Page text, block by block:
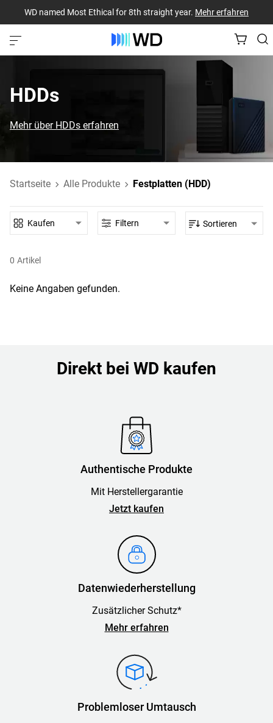
WD named Most Ethical for 8th straight year. Mehr erfahren
HDDs
Mehr über HDDs erfahren
Startseite Alle Produkte Festplatten (HDD)
0 Artikel
Kaufen Filtern Sortieren
Keine Angaben gefunden.
Direkt bei WD kaufen
Authentische Produkte
Mit Herstellergarantie
Jetzt kaufen
Datenwiederherstellung
Zusätzlicher Schutz*
Mehr erfahren
Problemloser Umtausch